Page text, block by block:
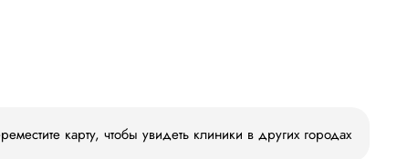
карту, чтобы увидеть клиники в других городах